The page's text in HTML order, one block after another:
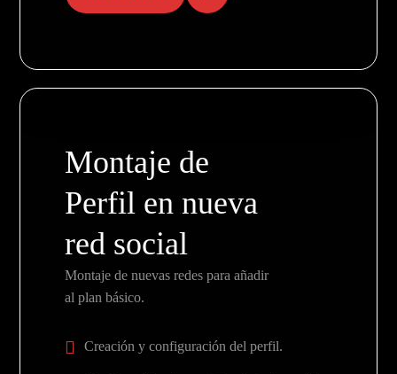
Montaje de
Perfil en nueva
red social
Montaje de nuevas redes para añadir
al plan básico.
Creación y configuración del perfil.